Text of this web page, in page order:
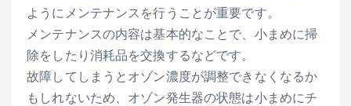
ようにメンテナンスを行うことが重要です。
メンテナンスの内容は基本的なことで、小まめに掃
除をしたり消耗品を交換するなどです。
故障してしまうとオゾン濃度が調整できなくなるか
もしれないため、オゾン発生器の状態は小まめにチ